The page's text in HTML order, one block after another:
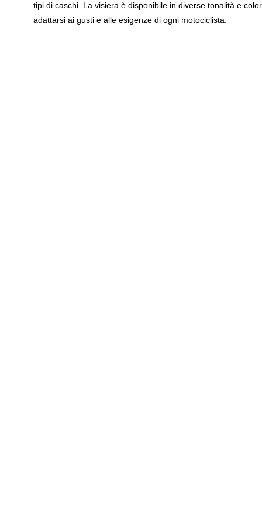
tipi di caschi. La visiera è disponibile in diverse tonalità e
adattarsi ai gusti e alle esigenze di ogni motociclista.